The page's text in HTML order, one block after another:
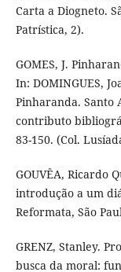
Carta a Diogneto.
Patrística, 2).
GOMES, J.
In: DOMINGUES,
Pinharanda. Santo
contributo
83-150. (Col.
GOUVÊA, Ricardo
introdução a um
Reformata, São
GRENZ, Stanley.
busca da moral: